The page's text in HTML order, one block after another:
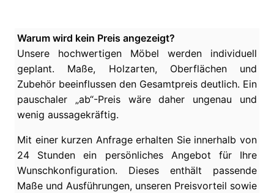
Warum wird kein Preis angezeigt?
Unsere hochwertigen Möbel werden individuell
geplant. Maße, Holzarten, Oberflächen und
Zubehör beeinflussen den Gesamtpreis deutlich. Ein
pauschaler „ab“-Preis wäre daher ungenau und
wenig aussagekräftig.
Mit einer kurzen Anfrage erhalten Sie innerhalb von
24 Stunden ein persönliches Angebot für Ihre
Wunschkonfiguration. Dieses enthält passende
Maße und Ausführungen, unseren Preisvorteil sowie